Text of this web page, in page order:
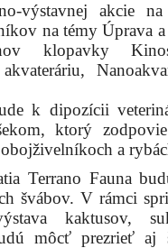
výstavnej akcie
na témy Úprava
klopavky
k dipozícii
ktorý
a
Terrano Fauna
švábov. V rámci
kaktusov,
môcť prezrieť aj